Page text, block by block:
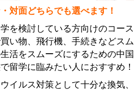
対面どちらでも選べます！
を検討している方向けのコース
い物、飛行機、手続きなどス
活をスムーズにするための中
留学に臨みたい人におすすめ！
イルス対策として十分な換気